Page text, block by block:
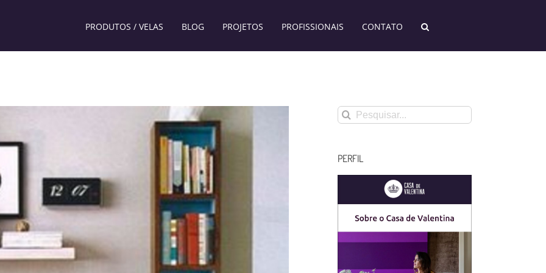
PRODUTOS / VELAS BLOG PROJETOS PROFISSIONAIS CONTATO
Buscar
resultados
PERFIL